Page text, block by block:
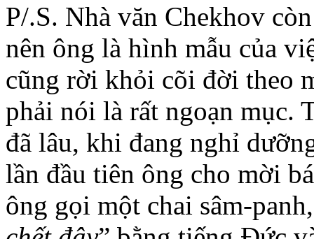
P/.S. Nhà văn Chekhov
nên ông là hình mẫu của
cũng rời khỏi cõi đời theo
phải nói là rất ngoạn mục.
đã lâu, khi đang nghỉ
lần đầu tiên ông cho mời
ông gọi một chai sâm-